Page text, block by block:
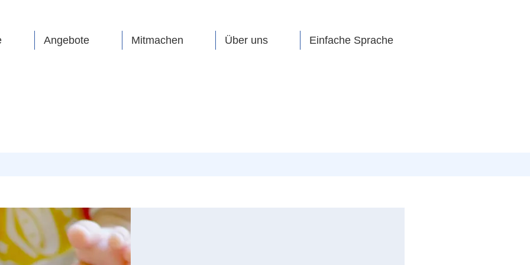
Angebote Mitmachen Über uns Einfache Sprache